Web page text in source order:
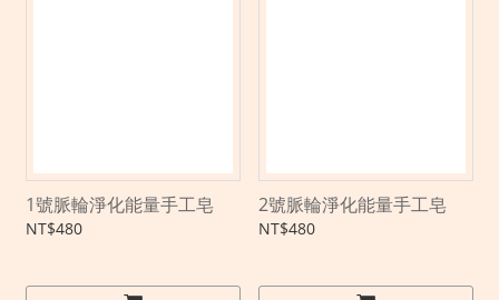
1號脈輪淨化能量手工皂
NT$480
2號脈輪淨化能量手工皂
NT$480